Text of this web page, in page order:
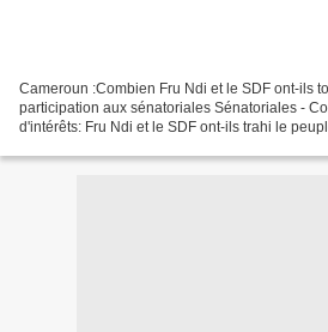
Cameroun :Combien Fru Ndi et le SDF ont-ils
participation aux sénatoriales Sénatoriales -
d'intérêts: Fru Ndi et le SDF ont-ils trahi le